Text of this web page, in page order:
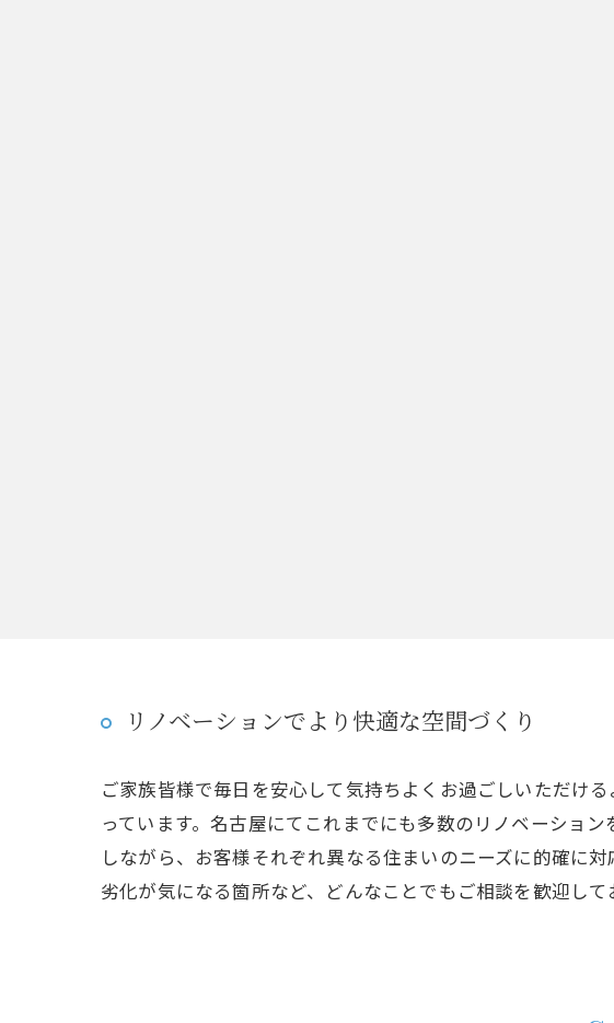
リノベーションでより快適な空間づくり
ご家族皆様で毎日を安心して気持ちよくお過ごしいただけ
っています。名古屋にてこれまでにも多数のリノベーショ
しながら、お客様それぞれ異なる住まいのニーズに的確に
劣化が気になる箇所など、どんなことでもご相談を歓迎して